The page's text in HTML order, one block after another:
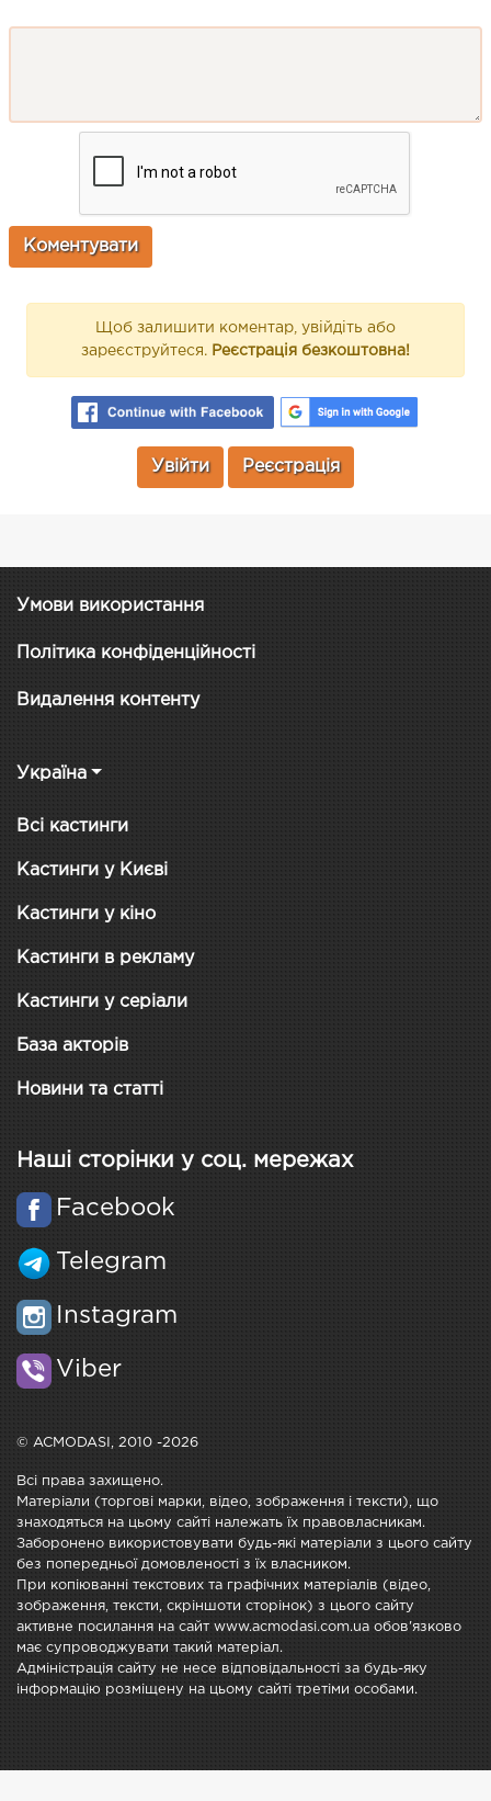
Щоб залишити коментар, увійдіть або
зареєструйтеся. Реєстрація безкоштовна!
Увійти Реєстрація
Умови використання
Політика конфіденційності
Видалення контенту
Україна
Всі кастинги
Кастинги у Києві
Кастинги у кіно
Кастинги в рекламу
Кастинги у серіали
База акторів
Новини та статті
Наші сторінки у соц. мережах
Facebook
Telegram
Instagram
Viber
© ACMODASI, 2010 -2026
Всі права захищено.
Матеріали (торгові марки, відео, зображення і тексти), що
знаходяться на цьому сайті належать їх правовласникам.
Заборонено використовувати будь-які матеріали з цього сайту
без попередньої домовленості з їх власником.
При копіюванні текстових та графічних матеріалів (відео,
зображення, тексти, скріншоти сторінок) з цього сайту
активне посилання на сайт www.acmodasi.com.ua обов'язково
має супроводжувати такий матеріал.
Адміністрація сайту не несе відповідальності за будь-яку
інформацію розміщену на цьому сайті третіми особами.